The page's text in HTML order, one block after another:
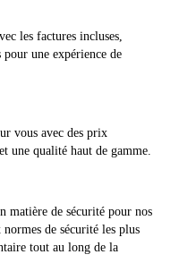
les factures incluses,
une expérience de
vous avec des prix
une qualité haut de gamme.
matière de sécurité pour nos
de sécurité les plus
tout au long de la